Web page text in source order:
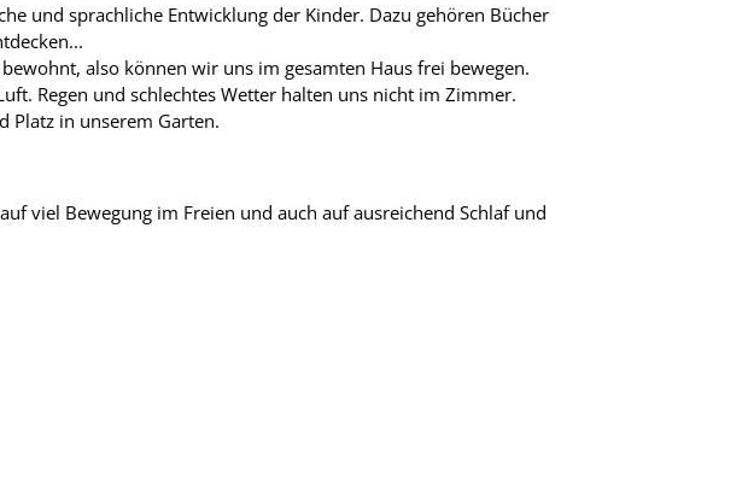
und sprachliche Entwicklung der Kinder. Dazu gehören Bücher
also können wir uns im gesamten Haus frei bewegen.
Regen und schlechtes Wetter halten uns nicht im Zimmer.
Platz in unserem Garten.
viel Bewegung im Freien und auch auf ausreichend Schlaf und